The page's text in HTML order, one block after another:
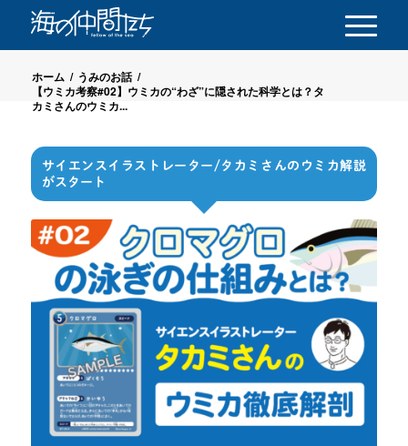
ホーム / うみのお話 /
【ウミカ考察#02】ウミカの“わざ”に隠された科学とは？タ
カミさんのウミカ...
サイエンスイラストレーター/タカミさんのウミカ解説
がスタート